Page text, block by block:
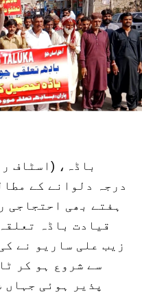
باڈہ، (اسٹاف
ہفتے بھی احتجاجی
قیادت باڈہ
زیب علی ساريو نے
سے شروع ہو کر
پذیر ہوئی